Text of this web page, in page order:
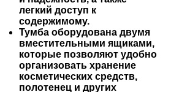
легкий доступ к
содержимому.
Тумба оборудована двумя
вместительными ящиками,
которые позволяют удобно
организовать хранение
косметических средств,
полотенец и других